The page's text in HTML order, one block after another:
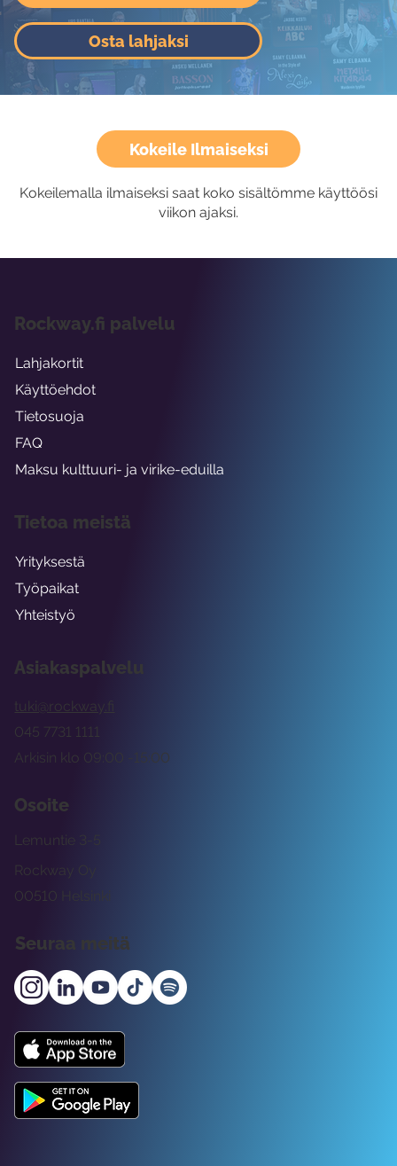
Osta lahjaksi
Kokeile Ilmaiseksi
Kokeilemalla ilmaiseksi saat koko sisältömme käyttöösi
viikon ajaksi.
Asiakaspalvelu
tuki@rockway.fi
Arkisin klo 09:00 -15:00
045 7731 1111
Osoite
Rockway Oy
Lemuntie 3-5
00510 Helsinki
Seuraa meitä
Rockway.fi palvelu
Lahjakortit
Käyttöehdot
Tietosuoja
FAQ
Maksu kulttuuri- ja virike-eduilla
Tietoa meistä
Yrityksestä
Työpaikat
Yhteistyö